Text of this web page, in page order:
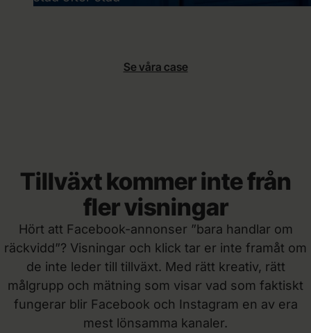
Se våra case
Tillväxt kommer inte från
fler visningar
Hört att Facebook-annonser ”bara handlar om
räckvidd”? Visningar och klick tar er inte framåt om
de inte leder till tillväxt. Med rätt kreativ, rätt
målgrupp och mätning som visar vad som faktiskt
fungerar blir Facebook och Instagram en av era
mest lönsamma kanaler.